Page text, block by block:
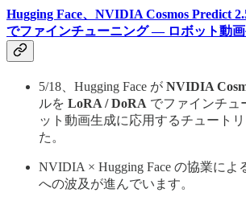
Hugging Face、NVIDIA Cosmos Predict
でファインチューニング — ロボット動
5/18、Hugging Face が NVIDIA
ルを LoRA / DoRA でファインチュ
ット動画生成に応用するチュート
た。
NVIDIA × Hugging Face の協業によ
への波及が進んでいます。